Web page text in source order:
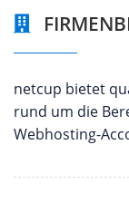
netcup bietet
rund um die
Webhosting-